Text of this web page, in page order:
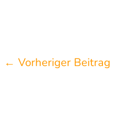
← Vorheriger Beitrag